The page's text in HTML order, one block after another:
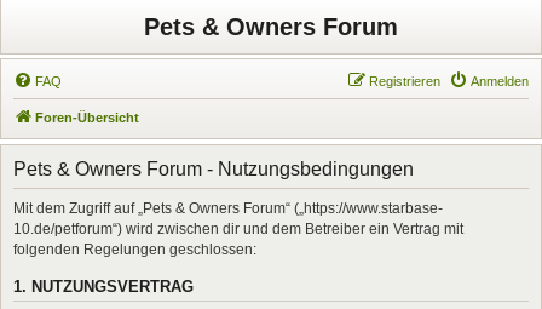
Pets & Owners Forum
FAQ Anmelden
Registrieren
Foren-Übersicht
Pets & Owners Forum - Nutzungsbedingungen
Mit dem Zugriff auf „Pets & Owners Forum“ („https://www.starbase-
10.de/petforum“) wird zwischen dir und dem Betreiber ein Vertrag mit
folgenden Regelungen geschlossen:
1. NUTZUNGSVERTRAG